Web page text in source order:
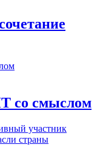
со смыслом